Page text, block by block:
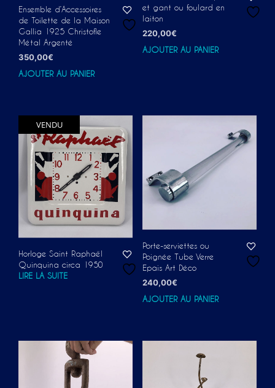
Ensemble d’Accessoires
de Toilette de la Maison
Gallia 1925 Christofle
Métal Argenté
350,00€
AJOUTER AU PANIER
et gant ou foulard en
laiton
220,00€
AJOUTER AU PANIER
VENDU
Horloge Saint Raphaël
Quinquina circa 1950
LIRE LA SUITE
Porte-serviettes ou
Poignée Tube Verre
Epais Art Déco
240,00€
AJOUTER AU PANIER